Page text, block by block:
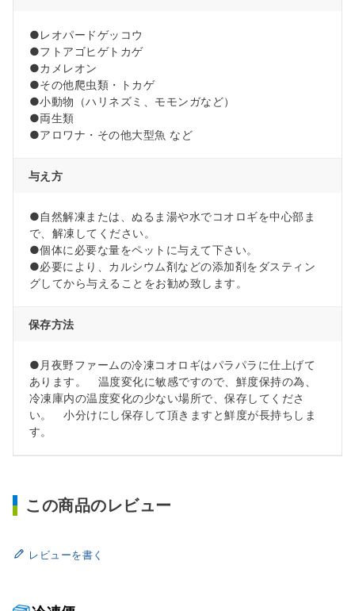
●レオパードゲッコウ
●フトアゴヒゲトカゲ
●カメレオン
●その他爬虫類・トカゲ
●小動物（ハリネズミ、モモンガなど）
●両生類
●アロワナ・その他大型魚 など
与え方
●自然解凍または、ぬるま湯や水でコオロギを中心部ま
で、解凍してください。
●個体に必要な量をペットに与えて下さい。
●必要により、カルシウム剤などの添加剤をダスティン
グしてから与えることをお勧め致します。
保存方法
●月夜野ファームの冷凍コオロギはパラパラに仕上げて
あります。 温度変化に敏感ですので、鮮度保持の為、
冷凍庫内の温度変化の少ない場所で、保存してくださ
い。 小分けにし保存して頂きますと鮮度が長持ちしま
す。
この商品のレビュー
レビューを書く